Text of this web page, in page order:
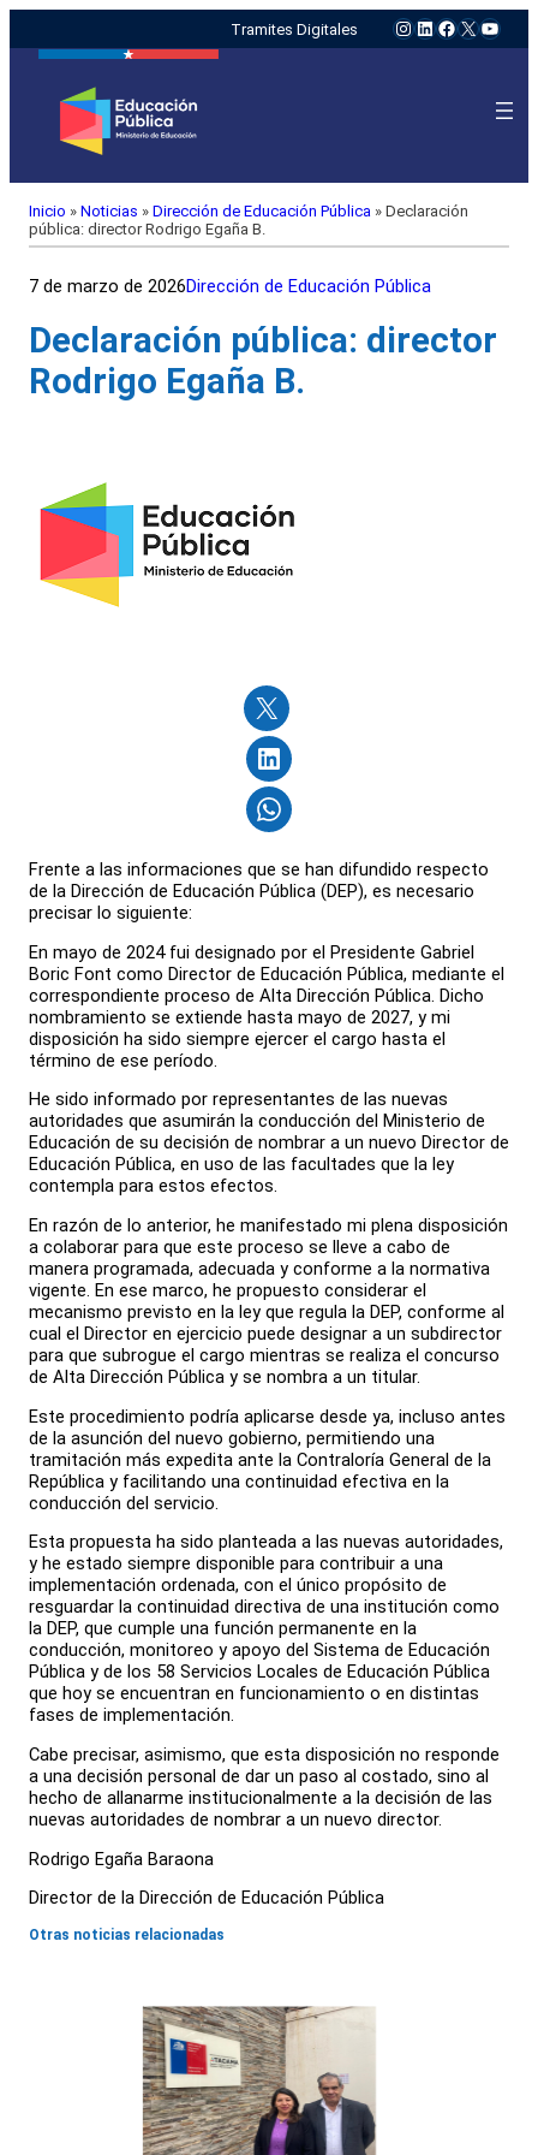
Tramites Digitales Instagram
LinkedIn
Facebook
X
Inicio » Noticias » Dirección de Educación Pública » Declaración
pública: director Rodrigo Egaña B.
7 de marzo de 2026Dirección de Educación Pública
Declaración pública: director
Rodrigo Egaña B.
Frente a las informaciones que se han difundido respecto
de la Dirección de Educación Pública (DEP), es necesario
precisar lo siguiente:
En mayo de 2024 fui designado por el Presidente Gabriel
Boric Font como Director de Educación Pública, mediante el
correspondiente proceso de Alta Dirección Pública. Dicho
nombramiento se extiende hasta mayo de 2027, y mi
disposición ha sido siempre ejercer el cargo hasta el
término de ese período.
He sido informado por representantes de las nuevas
autoridades que asumirán la conducción del Ministerio de
Educación de su decisión de nombrar a un nuevo Director de
Educación Pública, en uso de las facultades que la ley
contempla para estos efectos.
En razón de lo anterior, he manifestado mi plena disposición
a colaborar para que este proceso se lleve a cabo de
manera programada, adecuada y conforme a la normativa
vigente. En ese marco, he propuesto considerar el
mecanismo previsto en la ley que regula la DEP, conforme al
cual el Director en ejercicio puede designar a un subdirector
para que subrogue el cargo mientras se realiza el concurso
de Alta Dirección Pública y se nombra a un titular.
Este procedimiento podría aplicarse desde ya, incluso antes
de la asunción del nuevo gobierno, permitiendo una
tramitación más expedita ante la Contraloría General de la
República y facilitando una continuidad efectiva en la
conducción del servicio.
Esta propuesta ha sido planteada a las nuevas autoridades,
y he estado siempre disponible para contribuir a una
implementación ordenada, con el único propósito de
resguardar la continuidad directiva de una institución como
la DEP, que cumple una función permanente en la
conducción, monitoreo y apoyo del Sistema de Educación
Pública y de los 58 Servicios Locales de Educación Pública
que hoy se encuentran en funcionamiento o en distintas
fases de implementación.
Cabe precisar, asimismo, que esta disposición no responde
a una decisión personal de dar un paso al costado, sino al
hecho de allanarme institucionalmente a la decisión de las
nuevas autoridades de nombrar a un nuevo director.
Rodrigo Egaña Baraona
Director de la Dirección de Educación Pública
Otras noticias relacionadas